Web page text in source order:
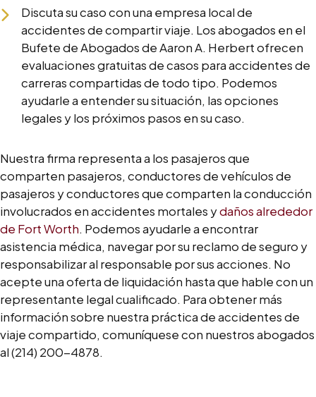
Discuta su caso con una empresa local de
accidentes de compartir viaje. Los abogados en el
Bufete de Abogados de Aaron A. Herbert ofrecen
evaluaciones gratuitas de casos para accidentes de
carreras compartidas de todo tipo. Podemos
ayudarle a entender su situación, las opciones
legales y los próximos pasos en su caso.
Nuestra firma representa a los pasajeros que
comparten pasajeros, conductores de vehículos de
pasajeros y conductores que comparten la conducción
involucrados en accidentes mortales ydaños alrededor
de Fort Worth. Podemos ayudarle a encontrar
asistencia médica, navegar por su reclamo de seguro y
responsabilizar al responsable por sus acciones. No
acepte una oferta de liquidación hasta que hable con un
representante legal cualificado. Para obtener más
información sobre nuestra práctica de accidentes de
viaje compartido, comuníquese con nuestros abogados
al (214) 200-4878.